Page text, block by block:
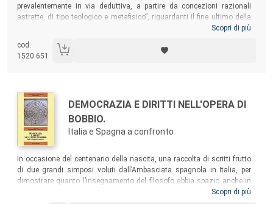
prevalentemente in via deduttiva, a partire da concezioni razionali
astratte, di tipo teologico e metafisico”, riguardanti il fine ultimo della
vita umana e “l’essenza del sociale”. Solo la profonda “rottura”
società di soggetti liberi ed eguali, legittimamente titolari di interessi
particolaristici e ideali divergenti, che richiederà la creazione di
Scopri di più
cod.
1520.651
Autori:
Titolo:
DEMOCRAZIA E DIRITTI NELL'OPERA DI
BOBBIO.
Italia e Spagna a confronto
Sommario:
In occasione del centenario della nascita, una raccolta di scritti frutto
di due grandi simposi voluti dall’Ambasciata spagnola in Italia, per
dimostrare quanto l’insegnamento del filosofo abbia spazio anche in
Spagna. I saggi raccolti sono stati dedicati al bilancio dell’apporto
Scopri di più